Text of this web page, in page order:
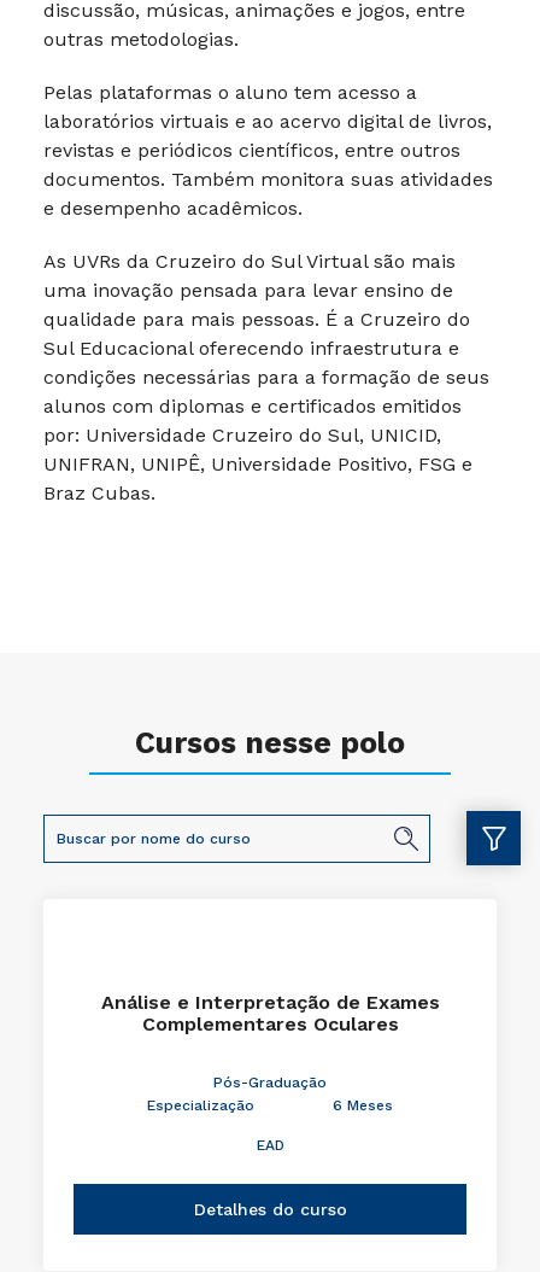
discussão, músicas, animações e jogos, entre
outras metodologias.
Pelas plataformas o aluno tem acesso a
laboratórios virtuais e ao acervo digital de livros,
revistas e periódicos científicos, entre outros
documentos. Também monitora suas atividades
e desempenho acadêmicos.
As UVRs da Cruzeiro do Sul Virtual são mais
uma inovação pensada para levar ensino de
qualidade para mais pessoas. É a Cruzeiro do
Sul Educacional oferecendo infraestrutura e
condições necessárias para a formação de seus
alunos com diplomas e certificados emitidos
por: Universidade Cruzeiro do Sul, UNICID,
UNIFRAN, UNIPÊ, Universidade Positivo, FSG e
Braz Cubas.
Cursos nesse polo
Análise e Interpretação de Exames
Complementares Oculares
Pós-Graduação
Especialização
6 Meses
EAD
Detalhes do curso